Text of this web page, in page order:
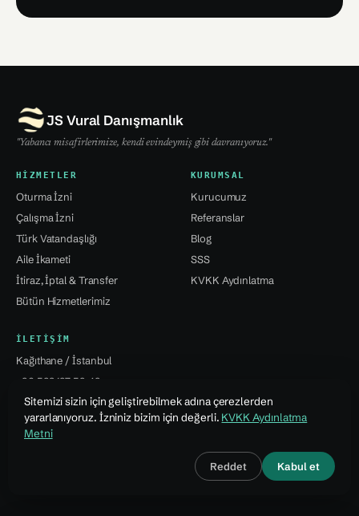
JS Vural Danışmanlık
"Yabancı misafirlerimize, kendi evindeymiş gibi davranıyoruz."
HIZMETLER
Oturma İzni
Çalışma İzni
Türk Vatandaşlığı
Aile İkameti
İtiraz, İptal & Transfer
Bütün Hizmetlerimiz
KURUMSAL
Kurucumuz
Referanslar
Blog
SSS
KVKK Aydınlatma
İLETIŞIM
Kağıthane / İstanbul
+90 532 137 59 49
info@jsvural...
© 2026 Jale Snejana Vural Danışmanlık Hizmetleri Ltd. Şti.
Sitemizi sizin için geliştirebilmek adına çerezlerden
yararlanıyoruz. İzniniz bizim için değerli. KVKK Aydınlatma
Metni
Reddet Kabul et